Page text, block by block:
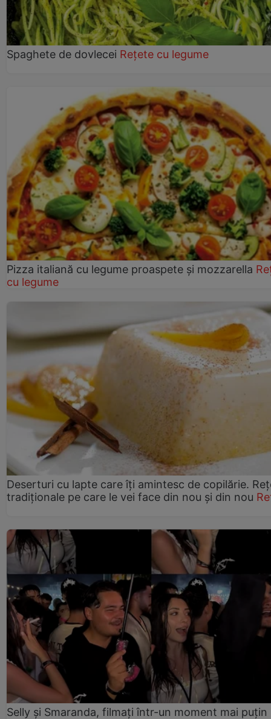
Spaghete de dovlecei Rețete cu legume
Pizza italiană cu legume proaspete și mozzarella
cu legume
Deserturi cu lapte care îți amintesc de copilărie.
tradiționale pe care le vei face din nou și din nou
Selly și Smaranda, filmați într-un moment mai puțin